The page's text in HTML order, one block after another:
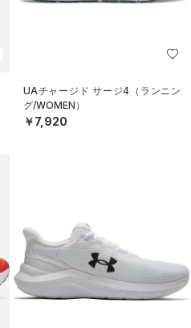
UAチャージド サージ4（ランニン
グ/WOMEN）
￥7,920